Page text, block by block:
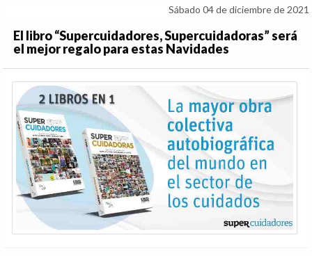
Sábado 04 de diciembre de 2021
El libro “Supercuidadores, Supercuidadoras” será
el mejor regalo para estas Navidades